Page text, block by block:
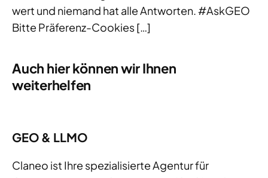
wert und niemand hat alle Antworten. #AskGEO
Bitte Präferenz-Cookies […]
Auch hier können wir Ihnen
weiterhelfen
GEO & LLMO
Claneo ist Ihre spezialisierte Agentur für